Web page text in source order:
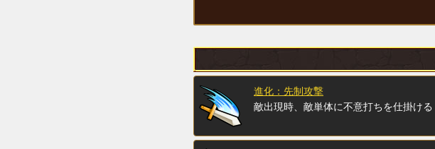
進化：先制攻撃
敵出現時、敵単体に不意打ちを仕掛ける